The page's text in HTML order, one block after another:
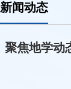
新闻动态
聚焦地学动